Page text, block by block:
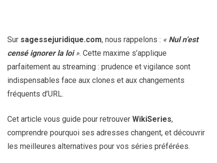
Sur sagessejuridique.com, nous rappelons : « Nul n’est
censé ignorer la loi». Cette maxime s’applique
parfaitement au streaming : prudence et vigilance sont
indispensables face aux clones et aux changements
fréquents d’URL.
Cet article vous guide pour retrouver WikiSeries,
comprendre pourquoi ses adresses changent, et découvrir
les meilleures alternatives pour vos séries préférées.